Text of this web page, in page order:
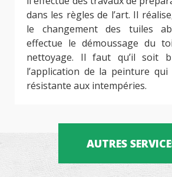
dans les règles de l’art. Il
le changement des tuiles
effectue le démoussage du
nettoyage. Il faut qu’il soit
l’application de la peinture
résistante aux intempéries.
AUTRES